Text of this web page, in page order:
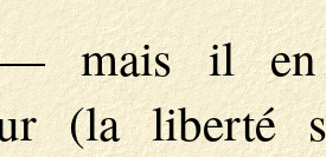
mais il en
(la